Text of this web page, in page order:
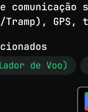
Tramp),
de Voo)